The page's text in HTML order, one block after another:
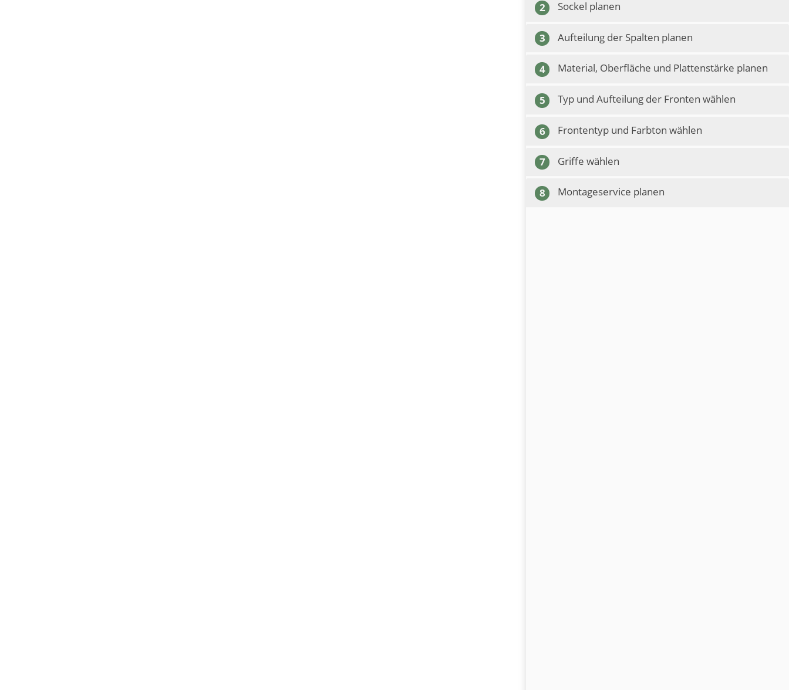
2 Sockel planen
3 Aufteilung der Spalten planen
4 Material, Oberfläche und Plattenstärke planen
5 Typ und Aufteilung der Fronten wählen
6 Frontentyp und Farbton wählen
7 Griffe wählen
8 Montageservice planen